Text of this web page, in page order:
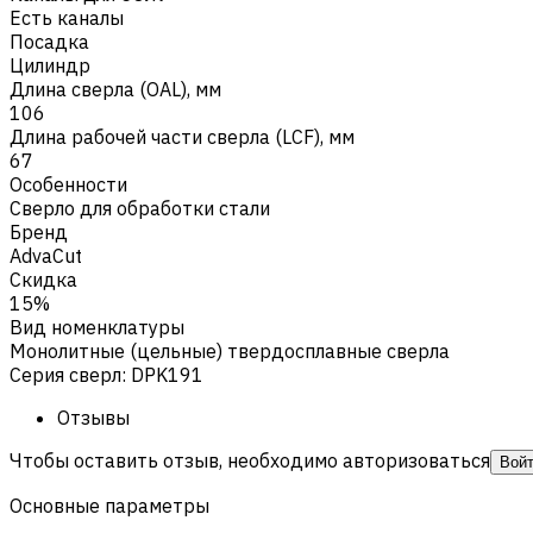
Есть каналы
Посадка
Цилиндр
Длина сверла (OAL), мм
106
Длина рабочей части сверла (LCF), мм
67
Особенности
Сверло для обработки стали
Бренд
AdvaCut
Скидка
15%
Вид номенклатуры
Монолитные (цельные) твердосплавные сверла
Серия сверл: DPK191
Отзывы
Чтобы оставить отзыв, необходимо авторизоваться
Основные параметры